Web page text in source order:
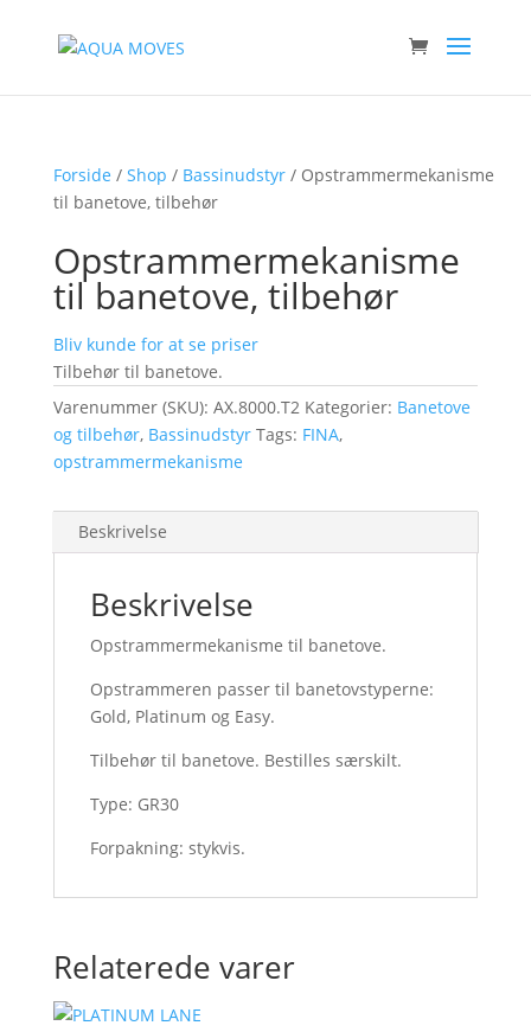
Forside / Shop / Bassinudstyr/ Opstrammermekanisme
til banetove, tilbehør
Opstrammermekanisme
til banetove, tilbehør
Bliv kunde for at se priser
Tilbehør til banetove.
Varenummer (SKU): AX.8000.T2 Kategorier: Banetove
og tilbehør, Bassinudstyr Tags: FINA,
opstrammermekanisme
Beskrivelse
Beskrivelse
Opstrammermekanisme til banetove.
Opstrammeren passer til banetovstyperne:
Gold, Platinum og Easy.
Tilbehør til banetove. Bestilles særskilt.
Type: GR30
Forpakning: stykvis.
Relaterede varer